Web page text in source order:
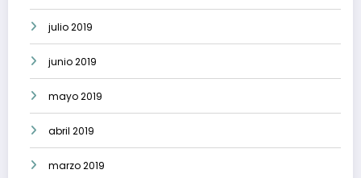
julio 2019
junio 2019
mayo 2019
abril 2019
marzo 2019